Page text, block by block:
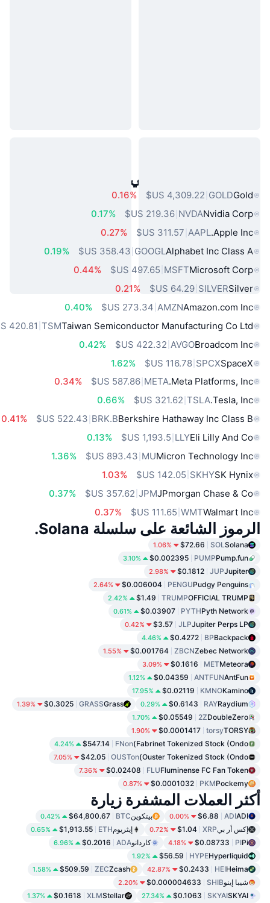
أصول العالم الحقيقي الشائعة
Gold
GOLD
0.16%
Nvidia Corp
NVDA
‏219.36 US$
0.17%
Apple Inc.
AAPL
0.27%
Alphabet Inc Class A
GOOGL
0.19%
Microsoft Corp
MSFT
0.44%
Silver
SILVER
‏64.29 US$
0.21%
Amazon.com Inc
AMZN
0.40%
Taiwan Semiconductor Manufacturing Co Ltd
TSM
Broadcom Inc
AVGO
0.42%
SpaceX
SPCX
‏116.78 US$
1.62%
Meta Platforms, Inc.
META
‏587.86 US$
0.34%
Tesla, Inc.
TSLA
0.66%
Berkshire Hathaway Inc Class B
BRK.B
0.41%
Eli Lilly And Co
LLY
0.13%
Micron Technology Inc
MU
1.36%
SK Hynix
SKHY
1.03%
JPmorgan Chase & Co
JPM
0.37%
Walmart Inc
WMT
0.37%
الرموز الشائعة على سلسلة Solana.
Solana
SOL
$72.66
1.06%
Pump.fun
PUMP
$0.002395
3.10%
Jupiter
JUP
$0.1812
2.98%
Pudgy Penguins
PENGU
$0.006004
2.64%
OFFICIAL TRUMP
TRUMP
$1.49
2.42%
Pyth Network
PYTH
$0.03907
0.61%
Jupiter Perps LP
JLP
$3.57
0.42%
Backpack
BP
$0.4272
4.46%
Zebec Network
ZBCN
$0.001764
1.55%
Meteora
MET
$0.1616
3.09%
AntFun
ANTFUN
$0.04359
1.12%
Kamino
KMNO
$0.02119
17.95%
Raydium
RAY
$0.6143
0.29%
Grass
GRASS
$0.3025
1.39%
DoubleZero
2Z
$0.05549
1.70%
TORSY
torsy
$0.0001417
1.90%
Fabrinet Tokenized Stock (Ondo)
FNon
$547.14
4.24%
Ouster Tokenized Stock (Ondo)
OUSTon
$42.05
7.05%
Fluminense FC Fan Token
FLU
$0.02408
7.36%
Pockemy
PKM
$0.0001032
0.87%
أكثر العملات المشفرة زيارة
ADI
ADI
$6.88
0.00% بيتكوينBTC
$64,800.67
0.42%
إكس أر بيXRP
$1.04
0.72% إيثريومETH
$1,913.55
0.65%
Pi
PI
$0.08733
4.18% كاردانوADA
$0.2016
6.96%
Hyperliquid
HYPE
$56.59
1.92%
Heima
HEI
$0.2433
42.87%
Zcash
ZEC
$509.59
1.58%
شيبا إينوSHIB
$0.000004633
2.20%
SKYAI
SKYAI
$0.1063
27.34%
Stellar
XLM
$0.1618
1.37%